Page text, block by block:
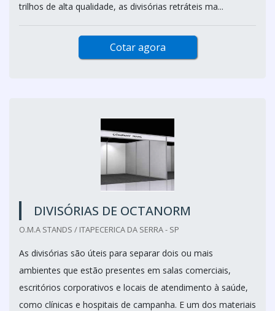
trilhos de alta qualidade, as divisórias retráteis ma...
Cotar agora
DIVISÓRIAS DE OCTANORM
O.M.A STANDS / ITAPECERICA DA SERRA - SP
As divisórias são úteis para separar dois ou mais
ambientes que estão presentes em salas comerciais,
escritórios corporativos e locais de atendimento à saúde,
como clínicas e hospitais de campanha. E um dos materiais